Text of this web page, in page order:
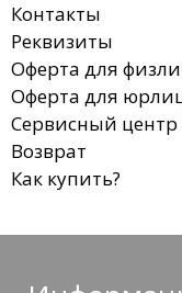
Контакты
Реквизиты
Оферта для
Оферта для
Сервисный центр
Возврат
Как купить?